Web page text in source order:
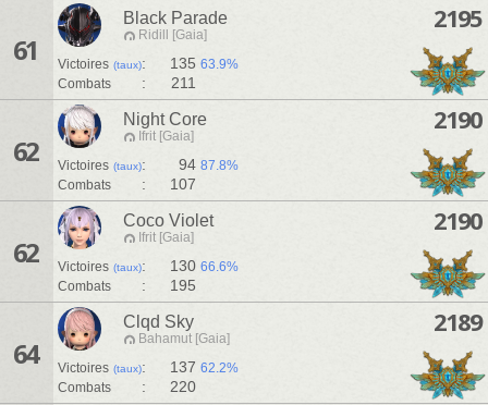
61
Black Parade
Ridill [Gaia]
Victoires (taux): 135 63.9%
Combats
: 211
2195
62
Night Core
Ifrit [Gaia]
Victoires (taux): 94 87.8%
Combats
: 107
2190
62
Coco Violet
Ifrit [Gaia]
Victoires (taux): 130 66.6%
Combats
: 195
2190
64
Clqd Sky
Bahamut [Gaia]
Victoires (taux): 137 62.2%
Combats
: 220
2189